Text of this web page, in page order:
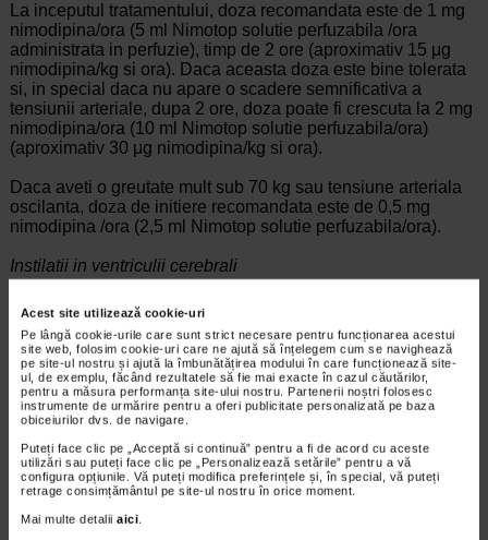
Acest site utilizează cookie-uri
Pe lângă cookie-urile care sunt strict necesare pentru funcționarea acestui
site web, folosim cookie-uri care ne ajută să înțelegem cum se navighează
pe site-ul nostru și ajută la îmbunătățirea modului în care funcționează site-
ul, de exemplu, făcând rezultatele să fie mai exacte în cazul căutărilor,
pentru a măsura performanța site-ului nostru. Partenerii noștri folosesc
instrumente de urmărire pentru a oferi publicitate personalizată pe baza
obiceiurilor dvs. de navigare.
Puteți face clic pe „Acceptă si continuă” pentru a fi de acord cu aceste
utilizări sau puteți face clic pe „Personalizează setările” pentru a vă
configura opțiunile. Vă puteți modifica preferințele și, în special, vă puteți
retrage consimțământul pe site-ul nostru în orice moment.
Mai multe detalii aici.
La inceputul tratamentului, doza recomandata este de 1 mg
nimodipina/ora (5 ml Nimotop solutie perfuzabila /ora
administrata in perfuzie), timp de 2 ore (aproximativ 15 μg
nimodipina/kg si ora). Daca aceasta doza este bine tolerata
si, in special daca nu apare o scadere semnificativa a
tensiunii arteriale, dupa 2 ore, doza poate fi crescuta la 2 mg
nimodipina/ora (10 ml Nimotop solutie perfuzabila/ora)
(aproximativ 30 μg nimodipina/kg si ora).
Daca aveti o greutate mult sub 70 kg sau tensiune arteriala
oscilanta, doza de initiere recomandata este de 0,5 mg
nimodipina /ora (2,5 ml Nimotop solutie perfuzabila/ora).
Instilatii in ventriculii cerebrali
In timpul interventiei chirurgicale se recomanda o solutie
perfuzabila proaspat preparata (1 ml Nimotop solutie
perfuzabila si 19 ml solutie Ringer), adusa la temperatura
sangelui, poate fi instilata in ventriculii cerebrali. Solutia
diluata trebuie administrata imediat dupa preparare.
Durata tratamentului
Tratament profilactic
Tratamentul intravenos trebuie inceput nu mai tarziu de 4 zile
de la hemoragie si continuat in timpul perioadei de risc